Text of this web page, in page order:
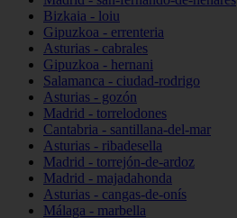
Bizkaia - loiu
Gipuzkoa - errenteria
Asturias - cabrales
Gipuzkoa - hernani
Salamanca - ciudad-rodrigo
Asturias - gozón
Madrid - torrelodones
Cantabria - santillana-del-mar
Asturias - ribadesella
Madrid - torrejón-de-ardoz
Madrid - majadahonda
Asturias - cangas-de-onís
Málaga - marbella